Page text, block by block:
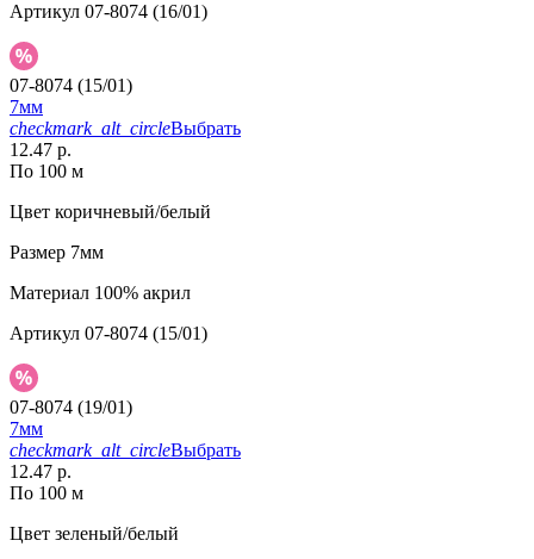
Артикул 07-8074 (16/01)
07-8074 (15/01)
7мм
checkmark_alt_circleВыбрать
12.47 р.
По 100 м
Цвет коричневый/белый
Размер 7мм
Материал 100% акрил
Артикул 07-8074 (15/01)
07-8074 (19/01)
7мм
checkmark_alt_circleВыбрать
12.47 р.
По 100 м
Цвет зеленый/белый